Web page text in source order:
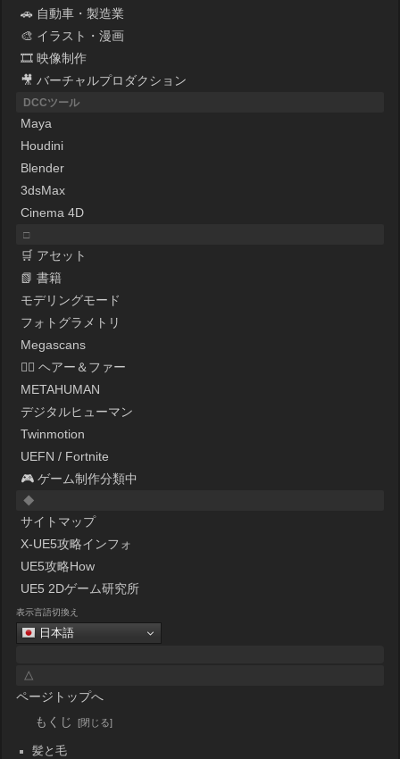
🚗 自動車・製造業
🎨 イラスト・漫画
🎞 映像制作
🎥 バーチャルプロダクション
DCCツール
Maya
Houdini
Blender
3dsMax
Cinema 4D
□
🛒 アセット
📗 書籍
モデリングモード
フォトグラメトリ
Megascans
💇‍♀️ ヘアー＆ファー
METAHUMAN
デジタルヒューマン
Twinmotion
UEFN / Fortnite
🎮 ゲーム制作分類中
◆
サイトマップ
X-UE5攻略インフォ
UE5攻略How
UE5 2Dゲーム研究所
表示言語切換え
日本語
△
ページトップへ
もくじ
髪と毛